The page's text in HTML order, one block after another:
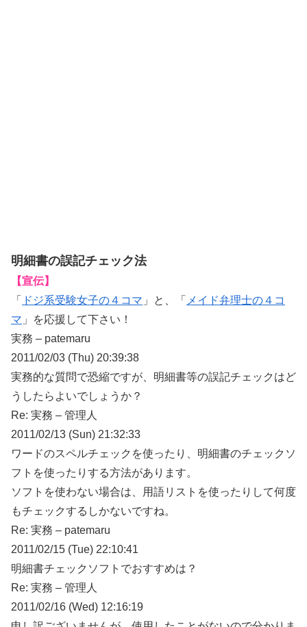
明細書の誤記チェック法
【宣伝】
「
ドジ系受験女子の４コマ 」と、「 メイド弁理士の４コ
マ 」を応援して下さい！
実務 – patemaru
2011/02/03 (Thu) 20:39:38
実務的な質問で恐縮ですが、明細書等の誤記チェックはど
うしたらよいでしょうか？
Re: 実務 – 管理人
2011/02/13 (Sun) 21:32:33
ワードのスペルチェックを使ったり、明細書のチェックソ
フトを使ったりする方法があります。
ソフトを使わない場合は、用語リストを使ったりして何度
もチェックするしかないですね。
Re: 実務 – patemaru
2011/02/15 (Tue) 22:10:41
明細書チェックソフトでおすすめは？
Re: 実務 – 管理人
2011/02/16 (Wed) 12:16:19